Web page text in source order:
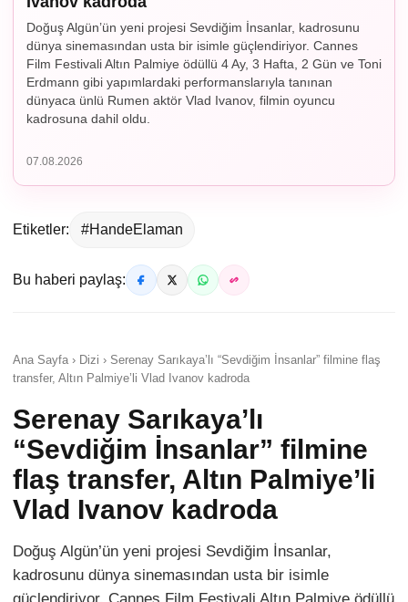
Doğuş Algün’ün yeni projesi Sevdiğim İnsanlar, kadrosunu
dünya sinemasından usta bir isimle güçlendiriyor. Cannes
Film Festivali Altın Palmiye ödüllü 4 Ay, 3 Hafta, 2 Gün ve Toni
Erdmann gibi yapımlardaki performanslarıyla tanınan
dünyaca ünlü Rumen aktör Vlad Ivanov, filmin oyuncu
kadrosuna dahil oldu.
07.08.2026
Etiketler: #HandeElaman
Bu haberi paylaş:
Ana Sayfa › Dizi › Serenay Sarıkaya’lı “Sevdiğim İnsanlar” filmine flaş
transfer, Altın Palmiye’li Vlad Ivanov kadroda
Serenay Sarıkaya’lı
“Sevdiğim İnsanlar” filmine
flaş transfer, Altın Palmiye’li
Vlad Ivanov kadroda
Doğuş Algün’ün yeni projesi Sevdiğim İnsanlar,
kadrosunu dünya sinemasından usta bir isimle